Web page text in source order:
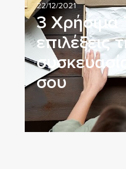
22/12/2021
3 Χρήσιμα
επιλέξεις
σου